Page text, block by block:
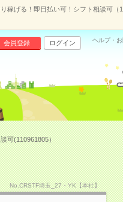
稼げる！即日払い可！シフト相談可（
会員登録 ログイン ヘルプ・
可(110961805）
No.CRSTF埼玉_27・YK【本社】